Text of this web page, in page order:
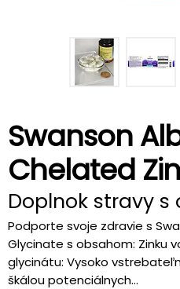
Swanson
Chelated
Doplnok stravy s
Podporte svoje zdravie s
Glycinate s obsahom: Zinku
glycinátu: Vysoko
škálou potenciálnych...